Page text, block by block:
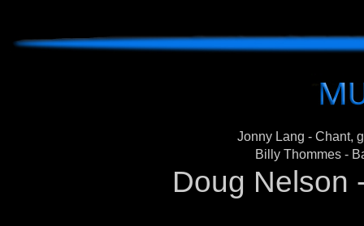
Jonny Lang - Chant,
Billy Thommes -
Doug Nelson